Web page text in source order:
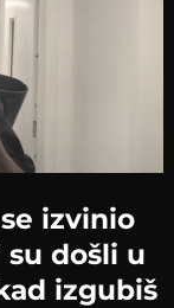
izvinio
došli u
izgubiš